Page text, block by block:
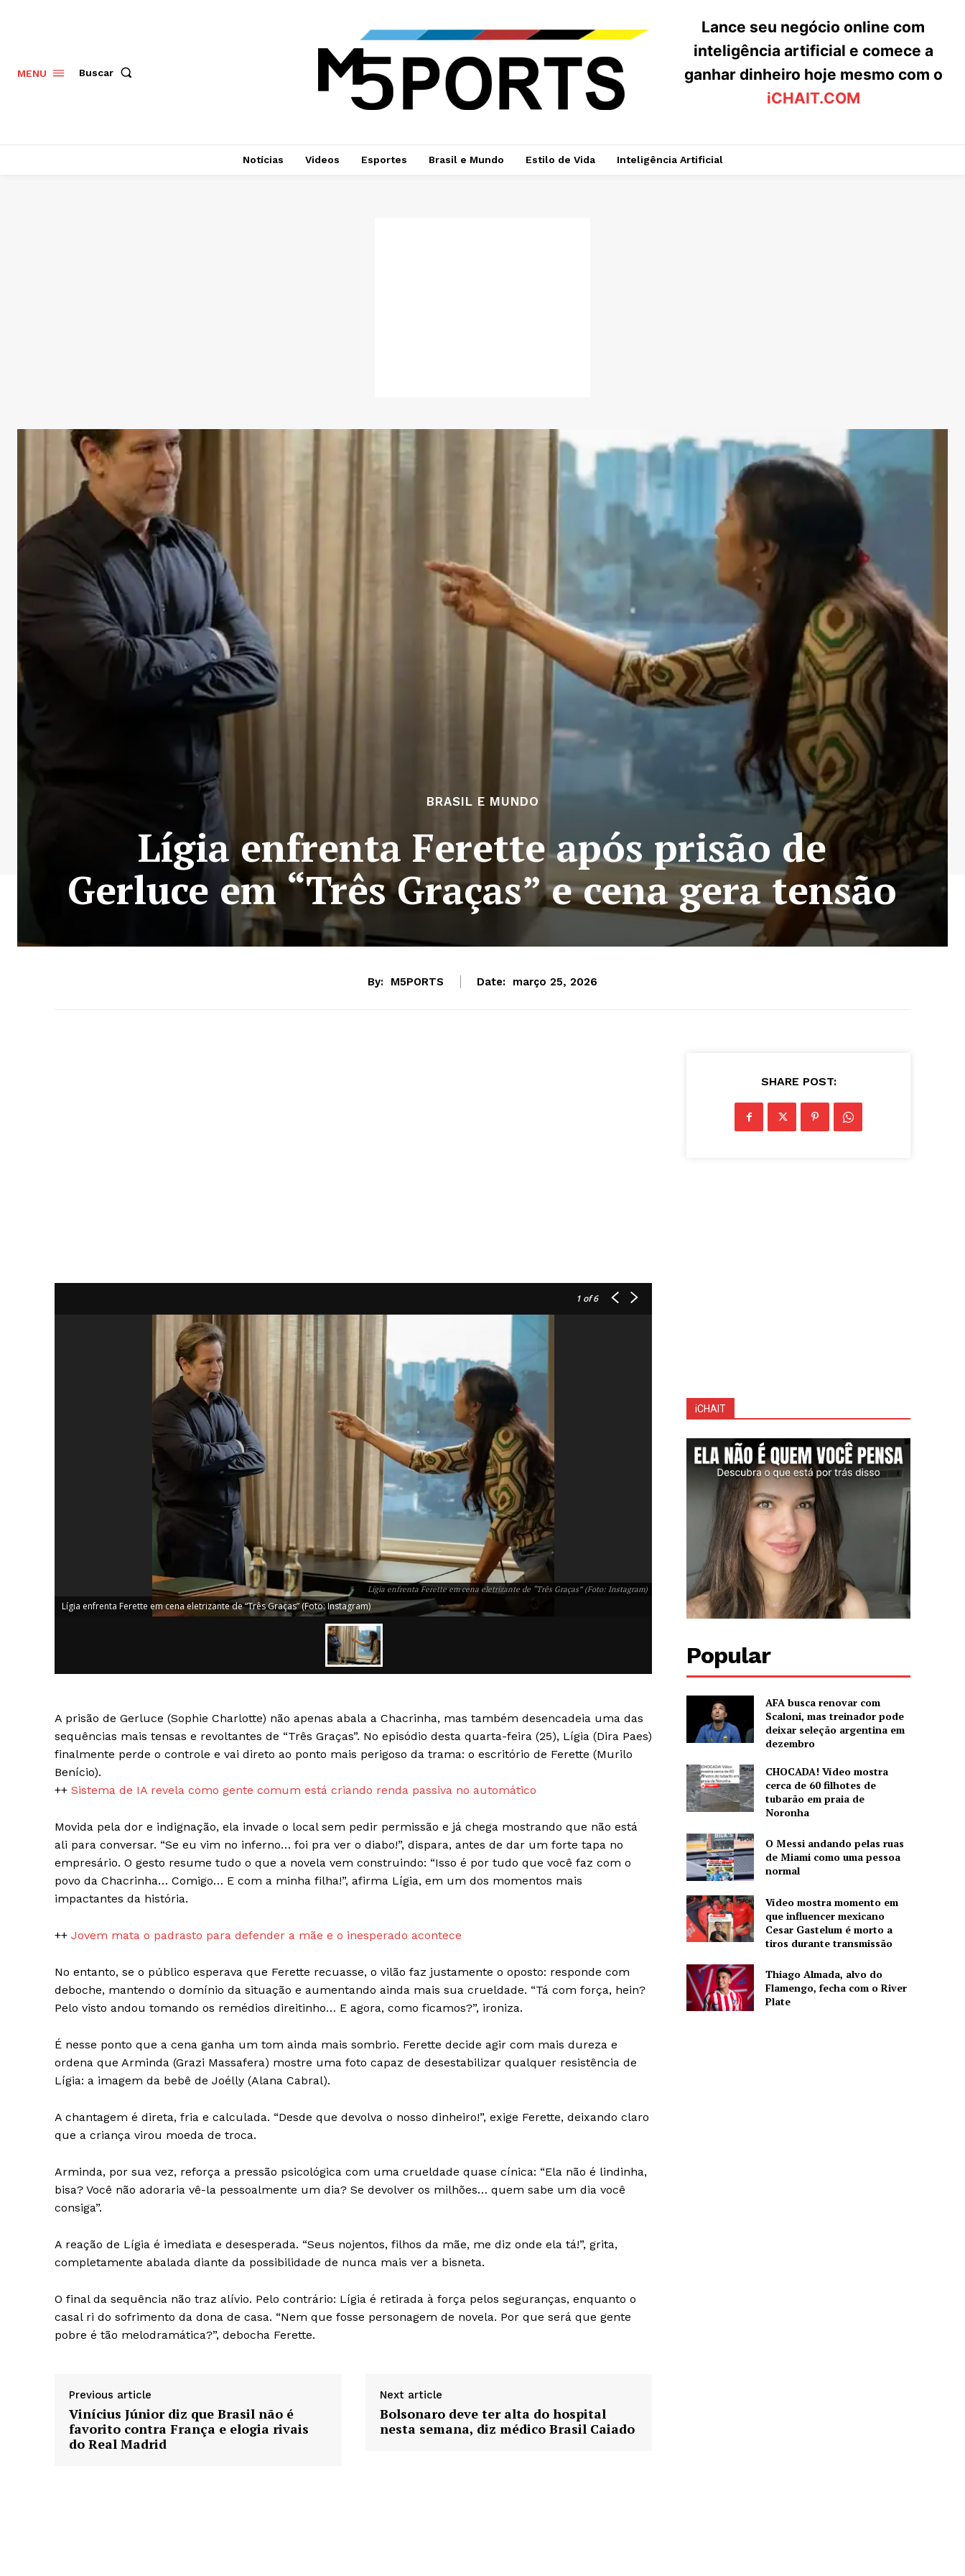
iCHAIT
Aprenda tudo sobre
Inteligência Artificial
SAIBA MAIS
M5PORTS
Sobre Nós
Anuncie
Contato
MENU Buscar
Lance seu negócio online com
inteligência artificial e comece a
ganhar dinheiro hoje mesmo com o
iCHAIT.COM
Notícias Videos Esportes Brasil e Mundo Estilo de Vida Inteligência Artificial
BRASIL E MUNDO
Lígia enfrenta Ferette após prisão de
Gerluce em “Três Graças” e cena gera tensão
By: M5PORTS Date: março 25, 2026
1 of 6
Lígia enfrenta Ferette em cena eletrizante de “Três Graças” (Foto: Instagram)
Lígia enfrenta Ferette em cena eletrizante de “Três Graças” (Foto: Instagram)
A prisão de Gerluce (Sophie Charlotte) não apenas abala a Chacrinha, mas também desencadeia uma das
sequências mais tensas e revoltantes de “Três Graças”. No episódio desta quarta-feira (25), Lígia (Dira Paes)
finalmente perde o controle e vai direto ao ponto mais perigoso da trama: o escritório de Ferette (Murilo
Benício).
++ Sistema de IA revela como gente comum está criando renda passiva no automático
Movida pela dor e indignação, ela invade o local sem pedir permissão e já chega mostrando que não está
ali para conversar. “Se eu vim no inferno… foi pra ver o diabo!”, dispara, antes de dar um forte tapa no
empresário. O gesto resume tudo o que a novela vem construindo: “Isso é por tudo que você faz com o
povo da Chacrinha… Comigo… E com a minha filha!”, afirma Lígia, em um dos momentos mais
impactantes da história.
++ Jovem mata o padrasto para defender a mãe e o inesperado acontece
No entanto, se o público esperava que Ferette recuasse, o vilão faz justamente o oposto: responde com
deboche, mantendo o domínio da situação e aumentando ainda mais sua crueldade. “Tá com força, hein?
Pelo visto andou tomando os remédios direitinho… E agora, como ficamos?”, ironiza.
É nesse ponto que a cena ganha um tom ainda mais sombrio. Ferette decide agir com mais dureza e
ordena que Arminda (Grazi Massafera) mostre uma foto capaz de desestabilizar qualquer resistência de
Lígia: a imagem da bebê de Joélly (Alana Cabral).
A chantagem é direta, fria e calculada. “Desde que devolva o nosso dinheiro!”, exige Ferette, deixando claro
que a criança virou moeda de troca.
Arminda, por sua vez, reforça a pressão psicológica com uma crueldade quase cínica: “Ela não é lindinha,
bisa? Você não adoraria vê-la pessoalmente um dia? Se devolver os milhões… quem sabe um dia você
consiga”.
A reação de Lígia é imediata e desesperada. “Seus nojentos, filhos da mãe, me diz onde ela tá!”, grita,
completamente abalada diante da possibilidade de nunca mais ver a bisneta.
O final da sequência não traz alívio. Pelo contrário: Lígia é retirada à força pelos seguranças, enquanto o
casal ri do sofrimento da dona de casa. “Nem que fosse personagem de novela. Por que será que gente
pobre é tão melodramática?”, debocha Ferette.
Previous article
Vinícius Júnior diz que Brasil não é
favorito contra França e elogia rivais
do Real Madrid
Next article
Bolsonaro deve ter alta do hospital
nesta semana, diz médico Brasil Caiado
SHARE POST:
iCHAIT
Popular
AFA busca renovar com
Scaloni, mas treinador pode
deixar seleção argentina em
dezembro
CHOCADA! Vídeo mostra
cerca de 60 filhotes de
tubarão em praia de
Noronha
O Messi andando pelas ruas
de Miami como uma pessoa
normal
Vídeo mostra momento em
que influencer mexicano
Cesar Gastelum é morto a
tiros durante transmissão
Thiago Almada, alvo do
Flamengo, fecha com o River
Plate